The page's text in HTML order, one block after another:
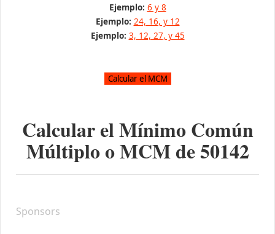
Ejemplo: 6 y 8
Ejemplo: 24, 16, y 12
Ejemplo: 3, 12, 27, y 45
Calcular el Mínimo Común
Múltiplo o MCM de50142
Sponsors